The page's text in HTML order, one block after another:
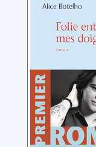
doigts
Botelho, Alice